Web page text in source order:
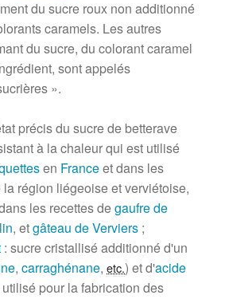
du sucre roux non additionné
caramels. Les autres
du sucre, du colorant caramel
sont appelés
».
précis du sucre de betterave
à la chaleur qui est utilisé
en Franceet dans les
région liégeoise et verviétoise,
les recettes degaufre de
, etgâteau de Verviers ;
: sucre cristallisé additionné d'un
, carraghénane, etc.) et d'acide
utilisé pour la fabrication des